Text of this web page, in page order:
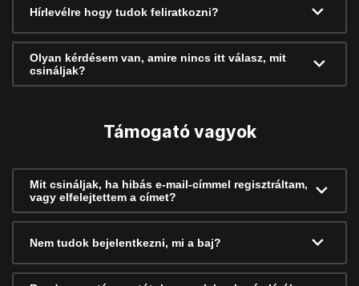
Hírlevélre hogy tudok feliratkozni?
Olyan kérdésem van, amire nincs itt válasz, mit
csináljak?
Támogató vagyok
Mit csináljak, ha hibás e-mail-címmel regisztráltam,
vagy elfelejtettem a címet?
Nem tudok bejelentkezni, mi a baj?